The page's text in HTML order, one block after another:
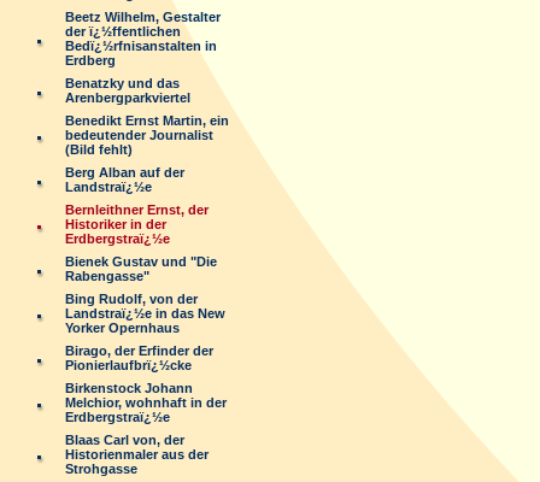
Beetz Wilhelm, Gestalter
der ï¿½ffentlichen
Bedï¿½rfnisanstalten in
Erdberg
Benatzky und das
Arenbergparkviertel
Benedikt Ernst Martin, ein
bedeutender Journalist
(Bild fehlt)
Berg Alban auf der
Landstraï¿½e
Bernleithner Ernst, der
Historiker in der
Erdbergstraï¿½e
Bienek Gustav und "Die
Rabengasse"
Bing Rudolf, von der
Landstraï¿½e in das New
Yorker Opernhaus
Birago, der Erfinder der
Pionierlaufbrï¿½cke
Birkenstock Johann
Melchior, wohnhaft in der
Erdbergstraï¿½e
Blaas Carl von, der
Historienmaler aus der
Strohgasse